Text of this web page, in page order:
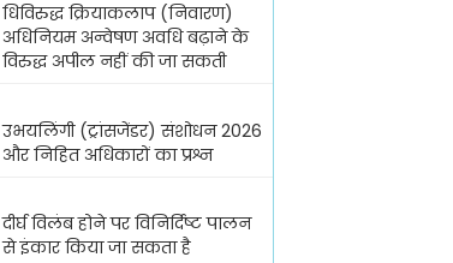
धिविरुद्ध क्रियाकलाप (निवारण)
अधिनियम अन्वेषण अवधि बढ़ाने के
विरुद्ध अपील नहीं की जा सकती
उभयलिंगी (ट्रांसजेंडर) संशोधन 2026
और निहित अधिकारों का प्रश्न
दीर्घ विलंब होने पर विनिर्दिष्ट पालन
से इंकार किया जा सकता है